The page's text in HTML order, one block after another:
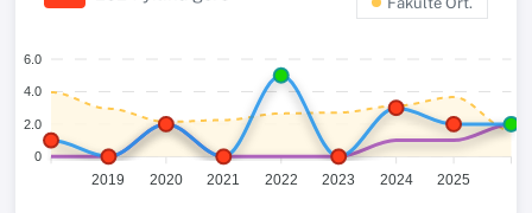
6.0
4.0
2.0
0
2019 2020 2021 2022 2023 2024 2025